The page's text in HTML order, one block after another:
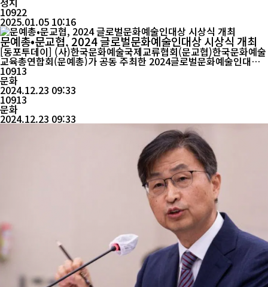
10922
2025.01.05 10:16
문예총•문교협, 2024 글로벌문화예술인대상 시상식 개최
[동포투데이] (사)한국문화예술국제교류협회(문교협)한국문화예술
교육총연합회(문예총)가 공동 주최한 2024글로벌문화예술인대상
시상식이 지난 19일 아르떼복합문화공간에서 개최되었다. 올해로 1
5회째인 시상식 행사는 한해동안 문화예술,교육,산업,국제교류 등
글로벌문화예술활동을 전개하는 문화예술인의 노고와 공로를 격려
10913
문화
2024.12.23 09:33
10913
문화
2024.12.23 09:33